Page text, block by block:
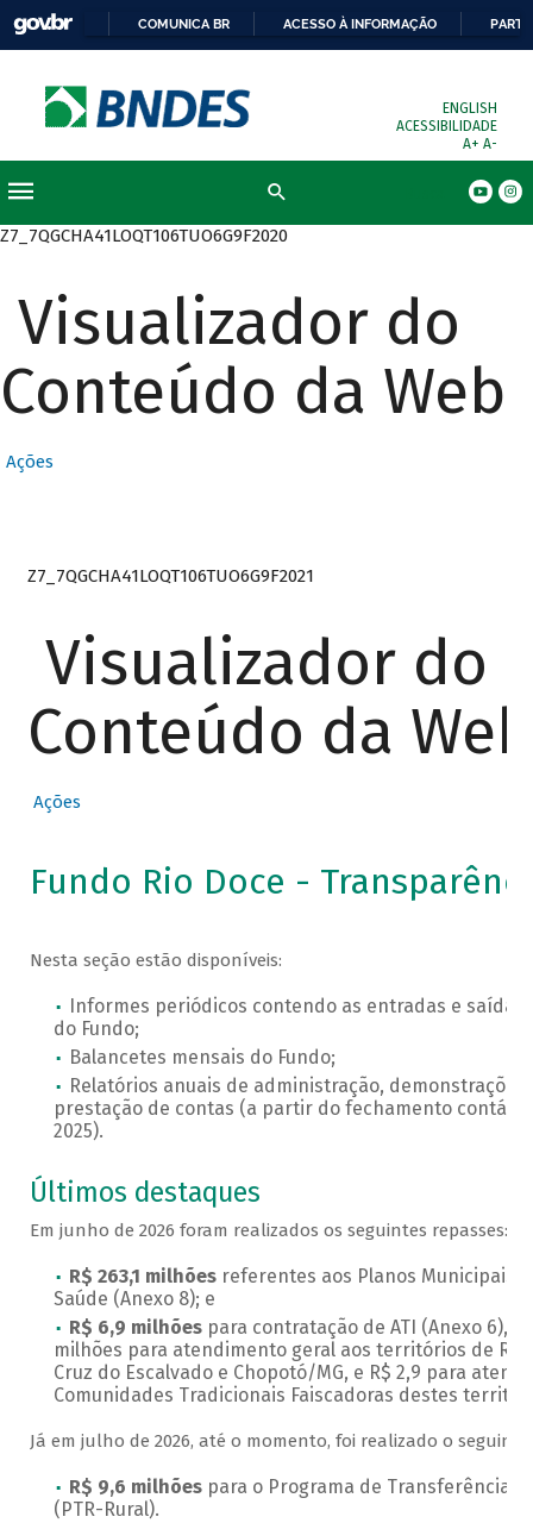
COMUNICA BR ACESSO À INFORMAÇÃO
ENGLISH
ACESSIBILIDADE
A+ A-
Z7_7QGCHA41LOQT106TUO6G9F2020
Visualizador do
Conteúdo da Web
Ações
Z7_7QGCHA41LOQT106TUO6G9F2021
Visualizador do
Conteúdo da Web
Ações
Fundo Rio Doce -
Nesta seção estão disponíveis:
Informes periódicos contendo as entradas e saídas
do Fundo;
Balancetes mensais do Fundo;
Relatórios anuais de administração, demonstrações
prestação de contas (a partir do fechamento contábil
2025).
Últimos destaques
Em junho de 2026 foram realizados os seguintes repasses:
R$ 263,1 milhõesreferentes aos Planos Municipais
Saúde (Anexo 8); e
R$ 6,9 milhõespara contratação de ATI (Anexo 6),
milhões para atendimento geral aos territórios de Rio
Cruz do Escalvado e Chopotó/MG, e R$ 2,9 para
Comunidades Tradicionais Faiscadoras destes
Já em julho de 2026, até o momento, foi realizado o seguinte
R$ 9,6 milhõespara o Programa de Transferência
(PTR-Rural).